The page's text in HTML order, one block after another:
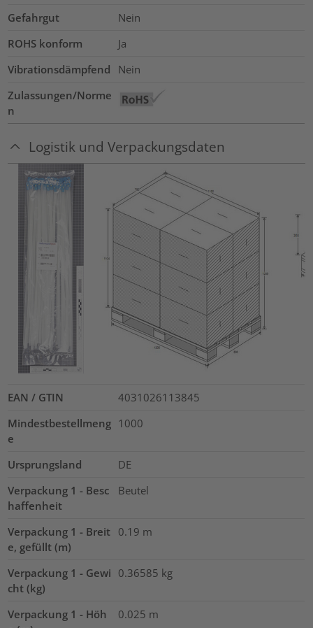
Gefahrgut
Nein
ROHS konform
Ja
Vibrationsdämpfend
Nein
Zulassungen/Norme
n
Logistik und Verpackungsdaten
EAN / GTIN
4031026113845
Mindestbestellmeng
e
1000
Ursprungsland
DE
Verpackung 1 - Besc
haffenheit
Beutel
Verpackung 1 - Breit
e, gefüllt (m)
0.19 m
Verpackung 1 - Gewi
cht (kg)
0.36585 kg
Verpackung 1 - Höh
0.025 m